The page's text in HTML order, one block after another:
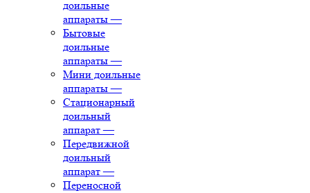
доильные
аппараты —
Бытовые
доильные
аппараты —
Мини доильные
аппараты —
Стационарный
доильный
аппарат —
Передвижной
доильный
аппарат —
Переносной